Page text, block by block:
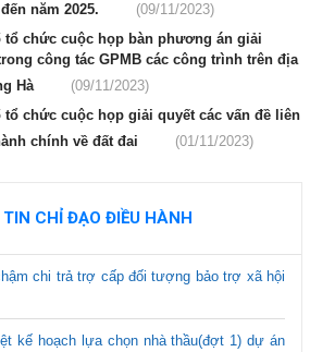
năm 2025.
(09/11/2023)
tổ chức cuộc họp bàn phương án giải
công tác GPMB các công trình trên địa
Hà
(09/11/2023)
tổ chức cuộc họp giải quyết các vấn đề liên
chính về đất đai
(01/11/2023)
CHỈ ĐẠO ĐIỀU HÀNH
chi trả trợ cấp đối tượng bảo trợ xã hội
kế hoạch lựa chọn nhà thầu(đợt 1) dự án